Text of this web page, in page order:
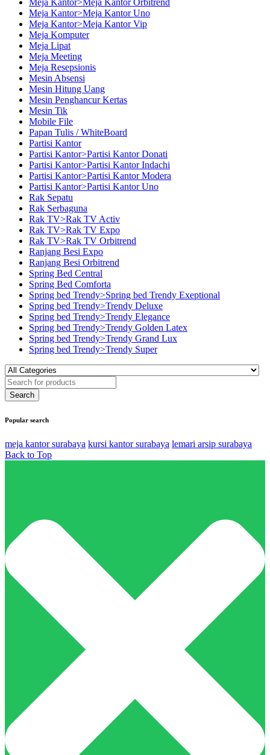
Meja Kantor>Meja Kantor Uno
Meja Kantor>Meja Kantor Vip
Meja Komputer
Meja Lipat
Meja Meeting
Meja Resepsionis
Mesin Absensi
Mesin Hitung Uang
Mesin Penghancur Kertas
Mesin Tik
Mobile File
Papan Tulis / WhiteBoard
Partisi Kantor
Partisi Kantor>Partisi Kantor Donati
Partisi Kantor>Partisi Kantor Indachi
Partisi Kantor>Partisi Kantor Modera
Partisi Kantor>Partisi Kantor Uno
Rak Sepatu
Rak Serbaguna
Rak TV>Rak TV Activ
Rak TV>Rak TV Expo
Rak TV>Rak TV Orbitrend
Ranjang Besi Expo
Ranjang Besi Orbitrend
Spring Bed Central
Spring Bed Comforta
Spring bed Trendy>Spring bed Trendy Exeptional
Spring bed Trendy>Trendy Deluxe
Spring bed Trendy>Trendy Elegance
Spring bed Trendy>Trendy Golden Latex
Spring bed Trendy>Trendy Grand Lux
Spring bed Trendy>Trendy Super
Popular search
meja kantor surabaya kursi kantor surabaya lemari arsip surabaya
Back to Top